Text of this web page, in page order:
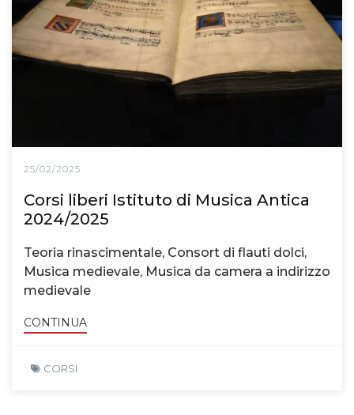
25/02/2025
Corsi liberi Istituto di Musica Antica
2024/2025
Teoria rinascimentale, Consort di flauti dolci,
Musica medievale, Musica da camera a indirizzo
medievale
CONTINUA
CORSI